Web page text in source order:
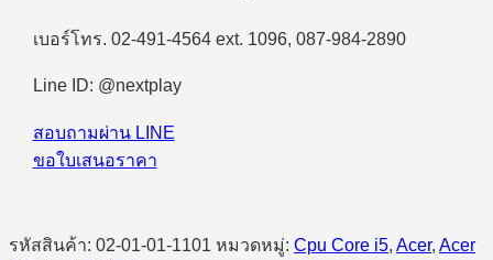
เบอร์โทร. 02-491-4564 ext. 1096, 087-984-2890
Line ID: @nextplay
สอบถามผ่าน LINE
ขอใบเสนอราคา
รหัสสินค้า: 02-01-01-1101 หมวดหมู่: Cpu Core i5, Acer, Acer